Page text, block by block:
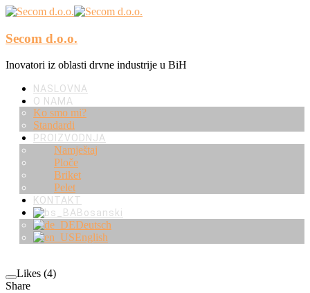
Secom d.o.o.
Inovatori iz oblasti drvne industrije u BiH
NASLOVNA
O NAMA
Ko smo mi?
Standardi
PROIZVODNJA
Namještaj
Ploče
Briket
Pelet
KONTAKT
Bosanski
Deutsch
English
Likes (4)
Share